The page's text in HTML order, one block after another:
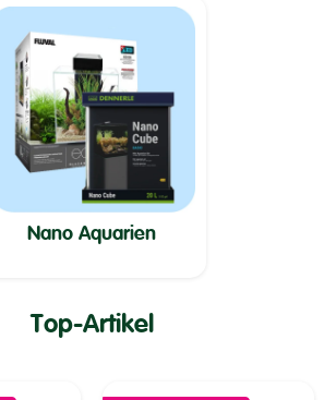
Nano Aquarien
Top-Artikel